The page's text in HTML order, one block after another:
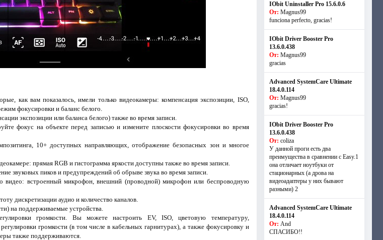
как вам показалось, имели только видеокамеры: компенсация экспозиции, ISO,
фокусировки и баланс белого.
экспозиции или баланса белого) также во время записи.
фокус на объекте перед записью и измените плоскости фокусировки во время
10+ доступных направляющих, отображение безопасных зон и многое
прямая RGB и гистограмма яркости доступны также во время записи.
звуковых пиков и предупреждений об обрыве звука во время записи.
видео: встроенный микрофон, внешний (проводной) микрофон или беспроводную
дискретизации аудио и количество каналов.
на поддерживаемые устройства.
громкости. Вы можете настроить EV, ISO, цветовую температуру,
громкости (в том числе в кабельных гарнитурах), а также фокусировку и
также поддерживаются.
IObit Uninstaller Pro 15.6.0.6
От: Magnus99
funciona perfecto, gracias!
IObit Driver Booster Pro
13.6.0.438
От: Magnus99
gracias
Advanced SystemCare Ultimate
18.4.0.114
От: Magnus99
gracias!
IObit Driver Booster Pro
13.6.0.438
От: coliza
У данной проги есть два
преимущества в сравнении с Easy.1
она отличает ноутбуки от
стационарных (а дрова на
видеоадаптеры у них бывают
разными) 2
Advanced SystemCare Ultimate
18.4.0.114
От: And
СПАСИБО!!